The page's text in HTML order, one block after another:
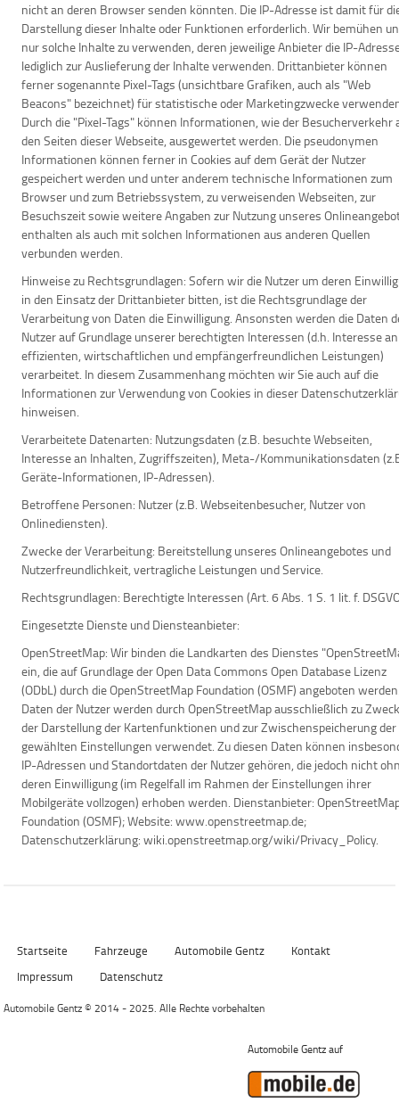
nicht an deren Browser senden könnten. Die IP-Adresse ist damit für
Darstellung dieser Inhalte oder Funktionen erforderlich. Wir bemühen
nur solche Inhalte zu verwenden, deren jeweilige Anbieter die IP-
lediglich zur Auslieferung der Inhalte verwenden. Drittanbieter können
ferner sogenannte Pixel-Tags (unsichtbare Grafiken, auch als "Web
Beacons" bezeichnet) für statistische oder Marketingzwecke
Durch die "Pixel-Tags" können Informationen, wie der Besucherverkehr
den Seiten dieser Webseite, ausgewertet werden. Die pseudonymen
Informationen können ferner in Cookies auf dem Gerät der Nutzer
gespeichert werden und unter anderem technische Informationen zum
Browser und zum Betriebssystem, zu verweisenden Webseiten, zur
Besuchszeit sowie weitere Angaben zur Nutzung unseres
enthalten als auch mit solchen Informationen aus anderen Quellen
verbunden werden.
Hinweise zu Rechtsgrundlagen: Sofern wir die Nutzer um deren
in den Einsatz der Drittanbieter bitten, ist die Rechtsgrundlage der
Verarbeitung von Daten die Einwilligung. Ansonsten werden die Daten
Nutzer auf Grundlage unserer berechtigten Interessen (d.h. Interesse an
effizienten, wirtschaftlichen und empfängerfreundlichen Leistungen)
verarbeitet. In diesem Zusammenhang möchten wir Sie auch auf die
Informationen zur Verwendung von Cookies in dieser
hinweisen.
Verarbeitete Datenarten: Nutzungsdaten (z.B. besuchte Webseiten,
Interesse an Inhalten, Zugriffszeiten), Meta-/Kommunikationsdaten
Geräte-Informationen, IP-Adressen).
Betroffene Personen: Nutzer (z.B. Webseitenbesucher, Nutzer von
Onlinediensten).
Zwecke der Verarbeitung: Bereitstellung unseres Onlineangebotes und
Nutzerfreundlichkeit, vertragliche Leistungen und Service.
Rechtsgrundlagen: Berechtigte Interessen (Art. 6 Abs. 1 S. 1 lit. f.
Eingesetzte Dienste und Diensteanbieter:
OpenStreetMap: Wir binden die Landkarten des Dienstes
ein, die auf Grundlage der Open Data Commons Open Database Lizenz
(ODbL) durch die OpenStreetMap Foundation (OSMF) angeboten
Daten der Nutzer werden durch OpenStreetMap ausschließlich zu
der Darstellung der Kartenfunktionen und zur Zwischenspeicherung der
gewählten Einstellungen verwendet. Zu diesen Daten können
IP-Adressen und Standortdaten der Nutzer gehören, die jedoch nicht
deren Einwilligung (im Regelfall im Rahmen der Einstellungen ihrer
Mobilgeräte vollzogen) erhoben werden. Dienstanbieter:
Foundation (OSMF); Website: www.openstreetmap.de;
Datenschutzerklärung: wiki.openstreetmap.org/wiki/Privacy_Policy.
Startseite Fahrzeuge Automobile Gentz
Kontakt
Impressum
Datenschutz
Automobile Gentz © 2014 - 2025. Alle Rechte vorbehalten​​
Automobile Gentz auf